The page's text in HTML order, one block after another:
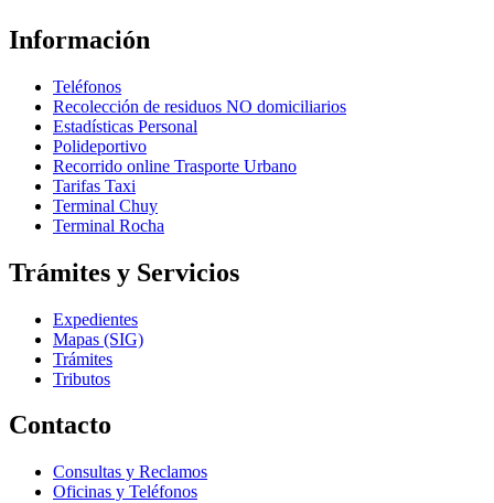
Información
Teléfonos
Recolección de residuos NO domiciliarios
Estadísticas Personal
Polideportivo
Recorrido online Trasporte Urbano
Tarifas Taxi
Terminal Chuy
Terminal Rocha
Trámites y Servicios
Expedientes
Mapas (SIG)
Trámites
Tributos
Contacto
Consultas y Reclamos
Oficinas y Teléfonos